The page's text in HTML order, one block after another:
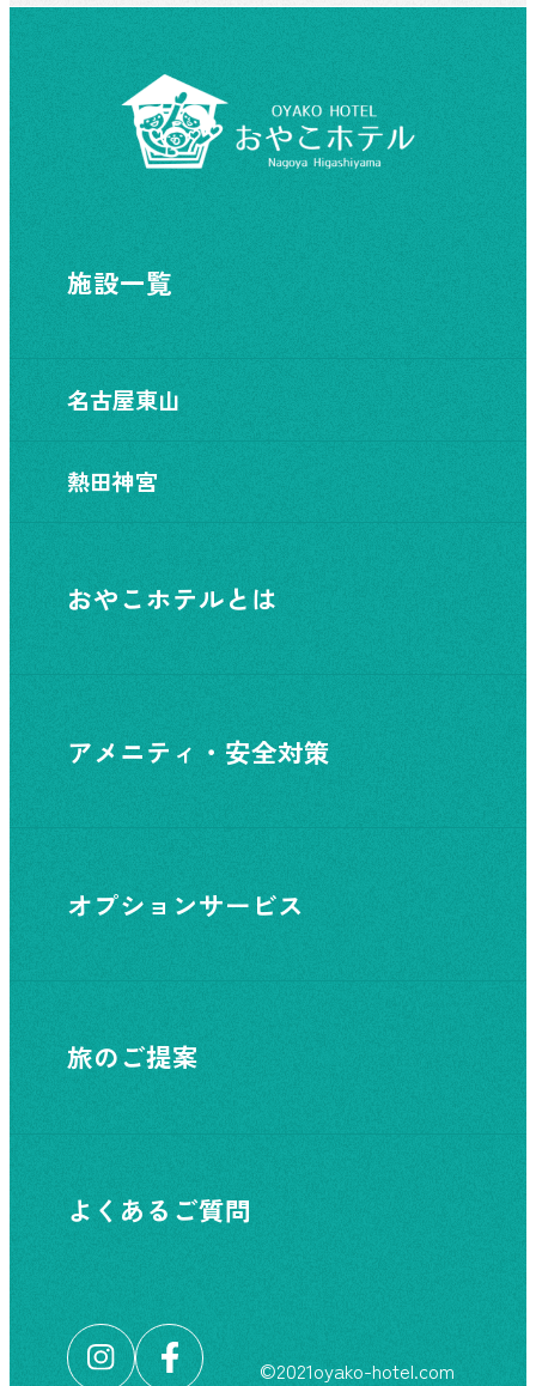
施設一覧
名古屋東山
熱田神宮
おやこホテルとは
アメニティ・安全対策
オプションサービス
旅のご提案
よくあるご質問
©︎2021oyako-hotel.com